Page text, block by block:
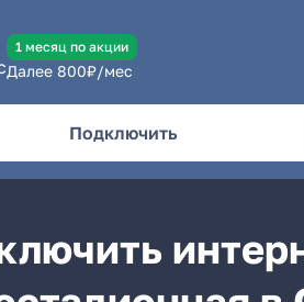
1 месяц по акции
Далее 800₽/мес
Подключить